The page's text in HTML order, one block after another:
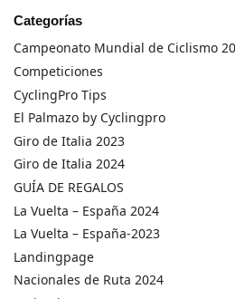
Categorías
Campeonato Mundial de Ciclismo
Competiciones
CyclingPro Tips
El Palmazo by Cyclingpro
Giro de Italia 2023
Giro de Italia 2024
GUÍA DE REGALOS
La Vuelta – España 2024
La Vuelta – España-2023
Landingpage
Nacionales de Ruta 2024